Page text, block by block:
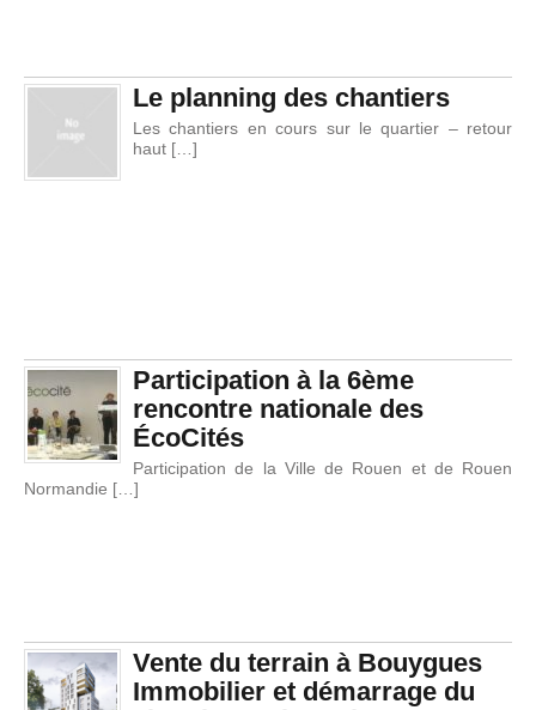
Le planning des chantiers
Les chantiers en cours sur le quartier – retour
haut […]
Participation à la 6ème
rencontre nationale des
ÉcoCités
Participation de la Ville de Rouen et de Rouen
Normandie […]
Vente du terrain à Bouygues
Immobilier et démarrage du